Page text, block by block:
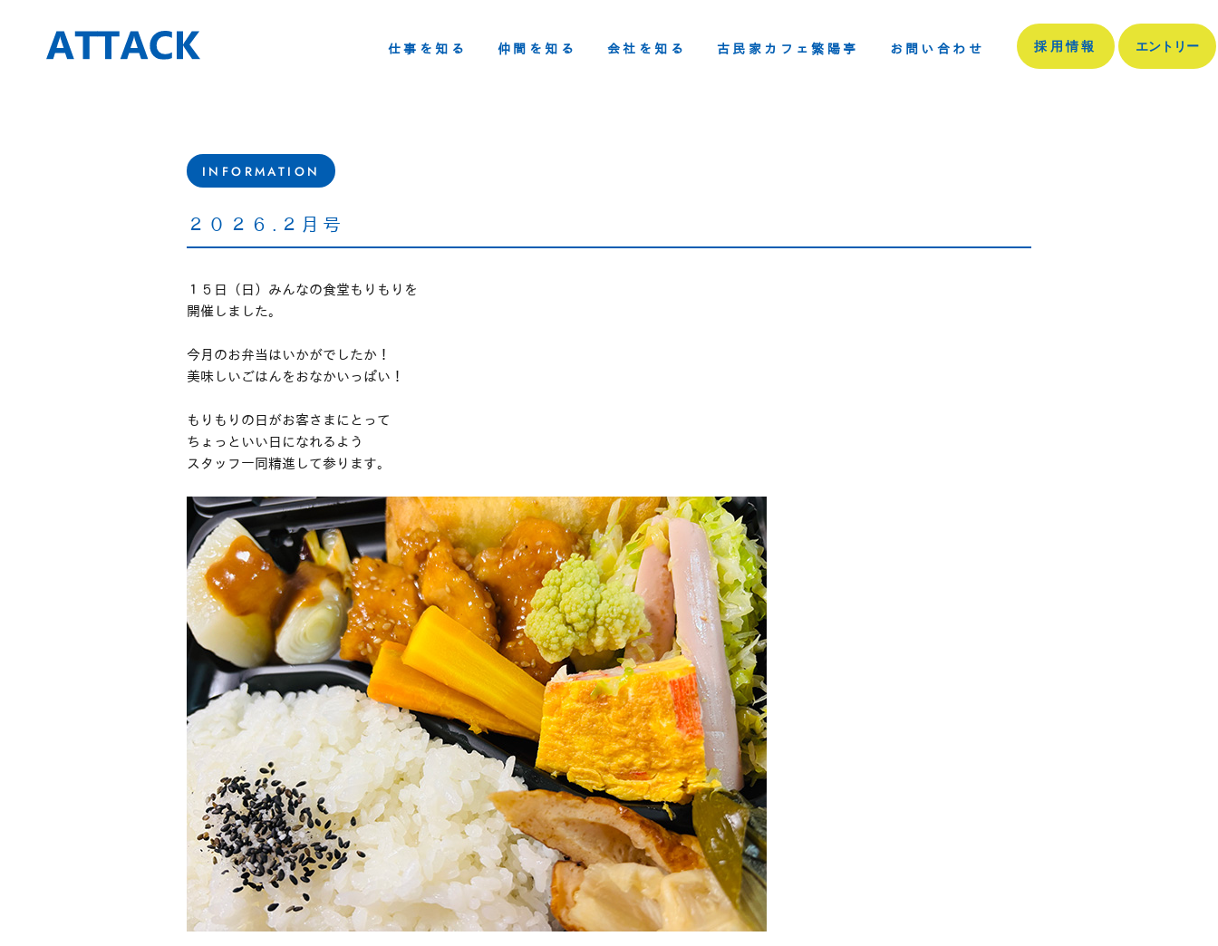
仕事を知る 仲間を知る 会社を知る 古民家カフェ繁陽亭 お問い合わせ 採用情報 エントリー
INFORMATION
２０２６.２月号
１５日（日）みんなの食堂もりもりを
開催しました。
今月のお弁当はいかがでしたか！
美味しいごはんをおなかいっぱい！
もりもりの日がお客さまにとって
ちょっといい日になれるよう
スタッフ一同精進して参ります。